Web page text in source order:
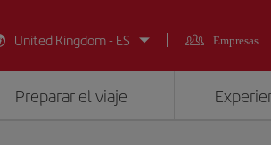
United Kingdom - ES
Empresas
Preparar el viaje